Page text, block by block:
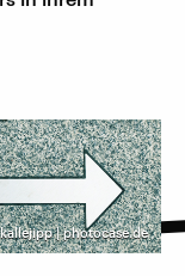
kallejipp | photocase.de